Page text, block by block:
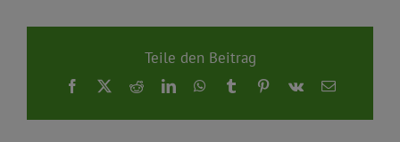
Teile den Beitrag
Facebook
X RedditLinkedInWhatsApp
TumblrPinterest
Vk
E-